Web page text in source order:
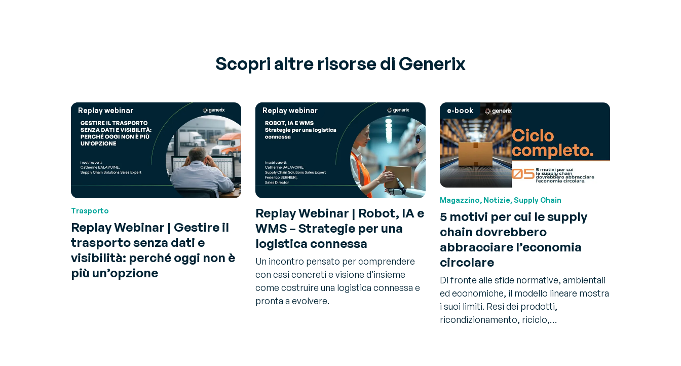
Scopri altre risorse di Generix
Replay webinar
Trasporto
Replay Webinar | Gestire il
trasporto senza dati e
visibilità: perché oggi non è
più un’opzione
Replay webinar
Replay Webinar | Robot, IA e
WMS – Strategie per una
logistica connessa
Un incontro pensato per comprendere
con casi concreti e visione d’insieme
come costruire una logistica connessa e
pronta a evolvere.
e-book
Magazzino, Notizie, Supply Chain
5 motivi per cui le supply
chain dovrebbero
abbracciare l’economia
circolare
Di fronte alle sfide normative, ambientali
ed economiche, il modello lineare mostra
i suoi limiti. Resi dei prodotti,
ricondizionamento, riciclo,…